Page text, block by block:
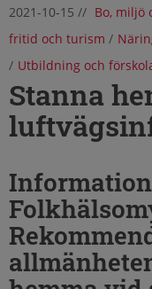
2021-10-15 // Bo, miljö
fritid och turism /
/ Utbildning och
Stanna